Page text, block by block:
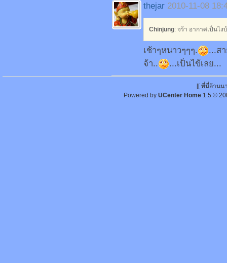
thejar 2010-11-08
Chinjung: จร้า อากาศเป็นไง
เช้าๆหนาวๆๆๆ.
...ส
จ้า..
...เป็นไข้เลย...
[[ ที่นี่ล้านน
Powered by UCenter Home 1.5 ©